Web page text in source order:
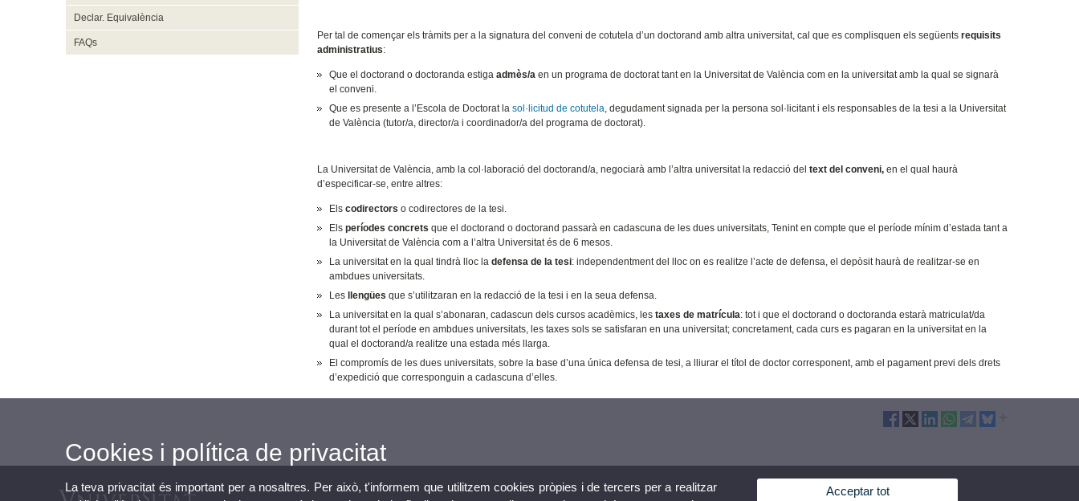
Declar. Equivalència
FAQs
Per tal de començar els tràmits per a la signatura del conveni de cotutela d’un doctorand amb altra universitat, cal que es complisquen els següentsrequisits
administratius:
Que el doctorand o doctoranda estiga admès/a en un programa de doctorat tant en la Universitat de València com en la universitat amb la qual se signarà
el conveni.
Que es presente a l’Escola de Doctorat la sol·licitud de cotutela , degudament signada per la persona sol·licitant i els responsables de la tesi a la Universitat
de València (tutor/a, director/a i coordinador/a del programa de doctorat).
La Universitat de València, amb la col·laboració del doctorand/a, negociarà amb l’altra universitat la redacció del text del conveni,en el qual haurà
d’especificar-se, entre altres:
Els codirectors o codirectores de la tesi.
Els períodes concrets que el doctorand o doctorand passarà en cadascuna de les dues universitats, Tenint en compte que el període mínim d’estada tant a
la Universitat de València com a l’altra Universitat és de 6 mesos.
La universitat en la qual tindrà lloc la defensa de la tesi: independentment del lloc on es realitze l’acte de defensa, el depòsit haurà de realitzar-se en
ambdues universitats.
Les llengües que s’utilitzaran en la redacció de la tesi i en la seua defensa.
La universitat en la qual s’abonaran, cadascun dels cursos acadèmics, lestaxes de matrícula: tot i que el doctorand o doctoranda estarà matriculat/da
durant tot el període en ambdues universitats, les taxes sols se satisfaran en una universitat; concretament, cada curs es pagaran en la universitat en la
qual el doctorand/a realitze una estada més llarga.
El compromís de les dues universitats, sobre la base d’una única defensa de tesi, a lliurar el títol de doctor corresponent, amb el pagament previ dels drets
d’expedició que corresponguin a cadascuna d’elles.
Cookies i política de privacitat
La teva privacitat és important per a nosaltres. Per això, t'informem que utilitzem cookies pròpies i de tercers per a realitzar
Acceptar tot